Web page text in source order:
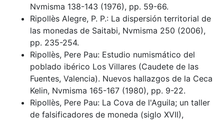
Nvmisma 138-143 (1976), pp. 59-66.
Ripollès Alegre, P. P.: La dispersión territorial de
las monedas de Saitabi, Nvmisma 250 (2006),
pp. 235-254.
Ripollès, Pere Pau: Estudio numismático del
poblado ibérico Los Villares (Caudete de las
Fuentes, Valencia). Nuevos hallazgos de la Ceca
Kelin, Nvmisma 165-167 (1980), pp. 9-22.
Ripollès, Pere Pau: La Cova de l'Aguila; un taller
de falsificadores de moneda (siglo XVII),